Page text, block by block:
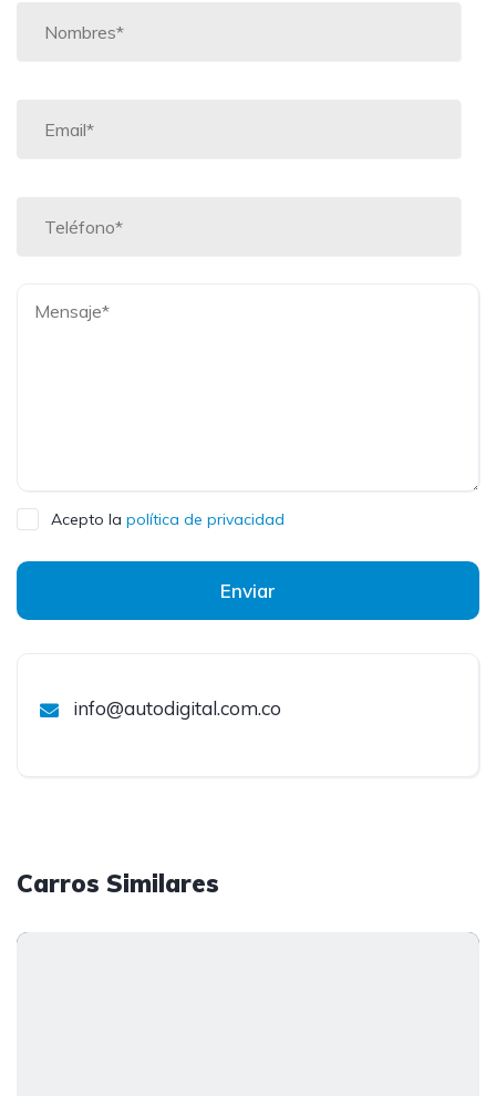
Acepto la política de privacidad
Enviar
info@autodigital.com.co
Carros Similares